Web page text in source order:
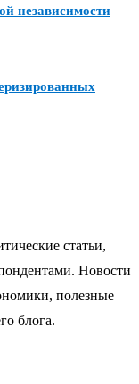
независимости
статьи,
Новости
полезные
блога.